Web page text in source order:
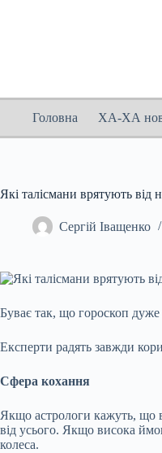
Головна ХА-ХА
Які талісмани врятують від
Сергій Іващенко
Буває так, що гороскоп дуже
Експерти радять завжди
Сфера кохання
Якщо астрологи кажуть, що
від усього. Якщо висока
колеса.